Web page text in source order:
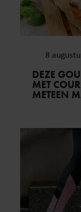
8
DEZE
MET
METEEN